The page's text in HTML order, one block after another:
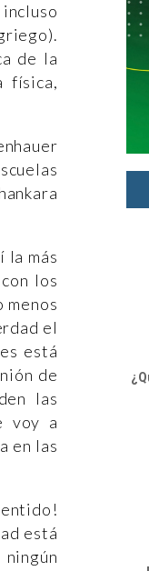
de la
física,
la más
los
el
está
de
las
voy a
en las
está